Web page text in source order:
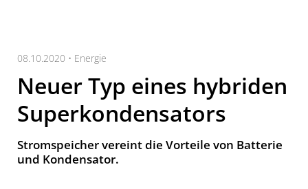
08.10.2020 • Energie
Neuer Typ eines hybriden
Superkondensators
Stromspeicher vereint die Vorteile von Batterie
und Kondensator.